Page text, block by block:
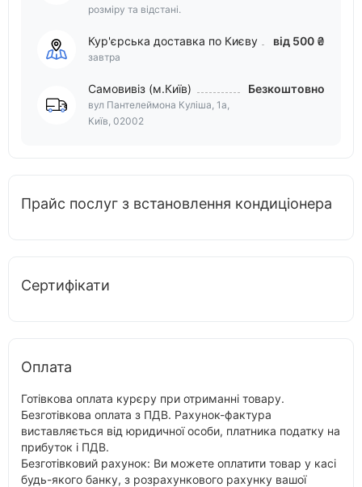
розміру та відстані.
Кур'єрська доставка по Києву
завтра
від 500 ₴
Самовивіз (м.Київ)
вул Пантелеймона Куліша, 1а,
Київ, 02002
Безкоштовно
Прайс послуг з встановлення кондиціонера
Сертифікати
Оплата
Готівкова оплата курєру при отриманні товару.
Безготівкова оплата з ПДВ. Рахунок-фактура
виставляється від юридичної особи, платника податку на
прибуток і ПДВ.
Безготівковий рахунок: Ви можете оплатити товар у касі
будь-якого банку, з розрахункового рахунку вашої